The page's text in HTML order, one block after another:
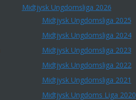
Midtjysk Ungdomsliga 2026
Midtjysk Ungdomsliga 2025
Midtjysk Ungdomsliga 2024
Midtjysk Ungdomsliga 2023
Midtjysk Ungdomsliga 2022
Midtjysk Ungdomsliga 2021
Midtjysk Ungdoms Liga 2020